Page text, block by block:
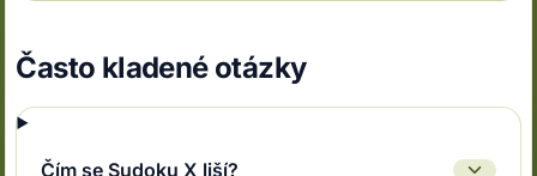
Často kladené otázky
Čím se Sudoku X liší?